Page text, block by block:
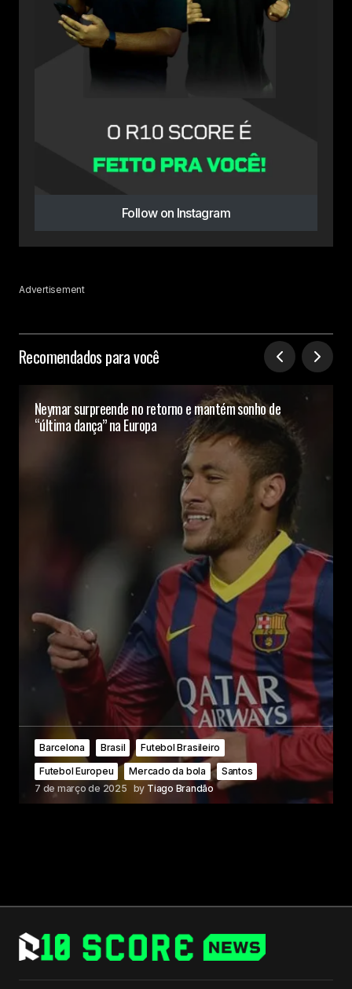
Follow on Instagram
Advertisement
Recomendados para você
Neymar surpreende no retorno e mantém sonho de
“última dança” na Europa
Barcelona Brasil
Futebol Brasileiro
Futebol Europeu
Mercado da bola
Santos
7 de março de 2025 by Tiago Brandão